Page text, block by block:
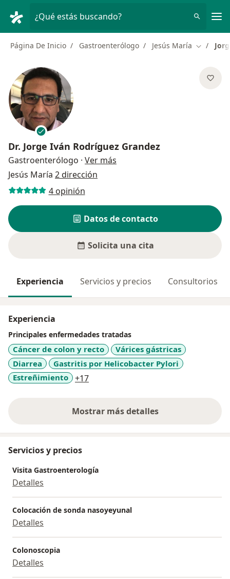
¿Qué estás buscando?
Página De Inicio Gastroenterólogo Jesús María Cambiar
Dr. Jorge Iván Rodríguez Grandez
Gastroenterólogo · Ver más
Jesús María 2 dirección
4 opinión
Datos de contacto
Solicita una cita
Experiencia Servicios y precios Consultorios
Experiencia
Principales enfermedades tratadas
Cáncer de colon y recto
Várices gástricas
Diarrea
Gastritis por Helicobacter Pylori
Estreñimiento
+17a11y_sr_more_diseases
Mostrar más detalles
sobre la experiencia
Servicios y precios
Visita Gastroenterología
Detalles
Colocación de sonda nasoyeyunal
Detalles
Colonoscopia
Detalles